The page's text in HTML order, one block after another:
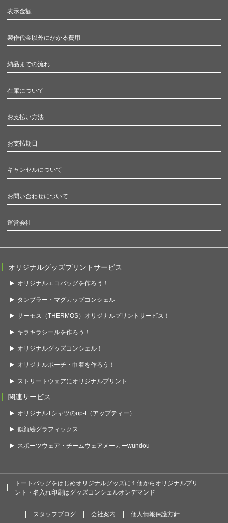
表示金額
製作代金以外にかかる費用
納品までの流れ
在庫について
お支払い方法
お支払期日
キャンセルについて
お問い合わせについて
運営会社
オリジナルグッズプリントサービス
オリジナルエコバッグを作ろう！
タンブラー・マグカップコンシェル
サーモス（THERMOS）オリジナルプリントサービス！
キラキラシールを作ろう！
オリジナルグッズコンシェル！
オリジナルポーチ・巾着を作ろう！
ストリートウェアにオリジナルプリント
関連サービス
オリジナルTシャツのup-t（アップティー）
似顔絵グラフィックス
スポーツウェア・チームウェアメーカーwundou
トートバッグをはじめオリジナルグッズに１個からオリジナルプリ
ント・名入れ印刷はグッズコンシェルオンデマンド
スタッフブログ 会社案内 個人情報保護方針